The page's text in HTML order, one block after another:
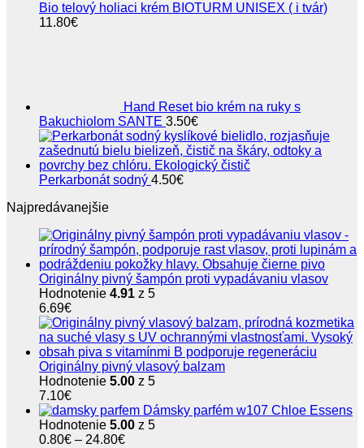
Bio telový holiaci krém BIOTURM UNISEX ( i tvár)
11.80€
Hand Reset bio krém na ruky s
Bakuchiolom SANTE 3.50€
Perkarbonát sodný 4.50€
Najpredávanejšie
Originálny pivný šampón proti vypadávaniu vlasov
Hodnotenie 4.91 z 5
6.69€
Originálny pivný vlasový balzam
Hodnotenie 5.00 z 5
7.10€
Dámsky parfém w107 Chloe Essens
Hodnotenie 5.00 z 5
0.80€ – 24.80€Price